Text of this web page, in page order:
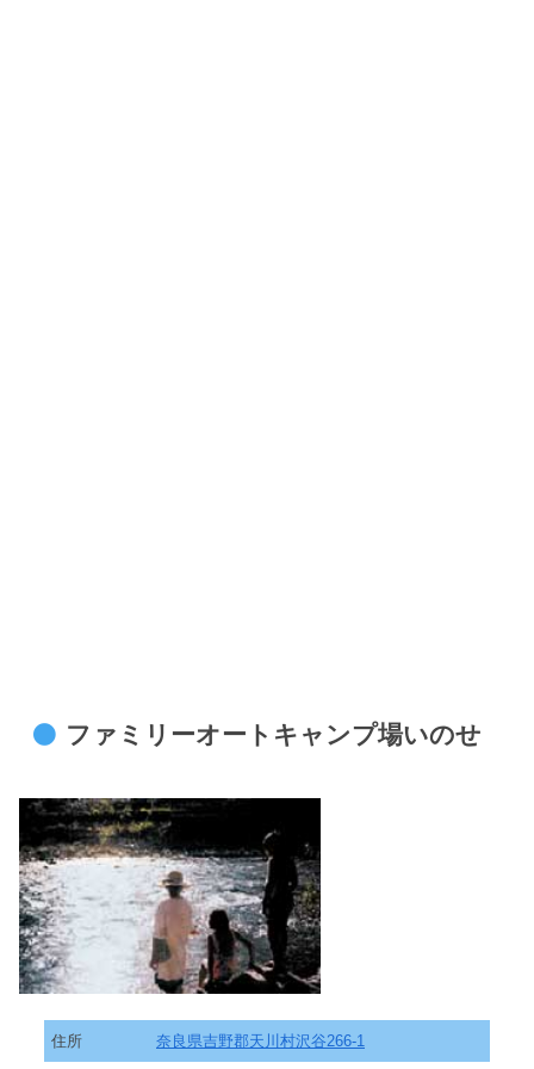
ファミリーオートキャンプ場いのせ
住所 奈良県吉野郡天川村沢谷266-1